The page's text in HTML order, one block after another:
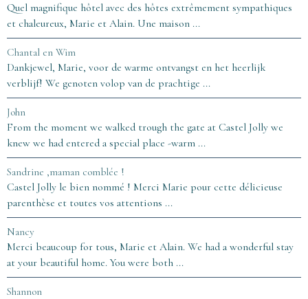
Quel magnifique hôtel avec des hôtes extrêmement sympathiques
et chaleureux, Marie et Alain. Une maison ...
Chantal en Wim
Dankjewel, Marie, voor de warme ontvangst en het heerlijk
verblijf! We genoten volop van de prachtige ...
John
From the moment we walked trough the gate at Castel Jolly we
knew we had entered a special place -warm ...
Sandrine ,maman comblée !
Castel Jolly le bien nommé ! Merci Marie pour cette délicieuse
parenthèse et toutes vos attentions ...
Nancy
Merci beaucoup for tous, Marie et Alain. We had a wonderful stay
at your beautiful home. You were both ...
Shannon